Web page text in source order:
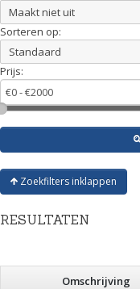
Sorteren op:
Prijs:
Zoekfilters inklappen
RESULTATEN
Omschrijving